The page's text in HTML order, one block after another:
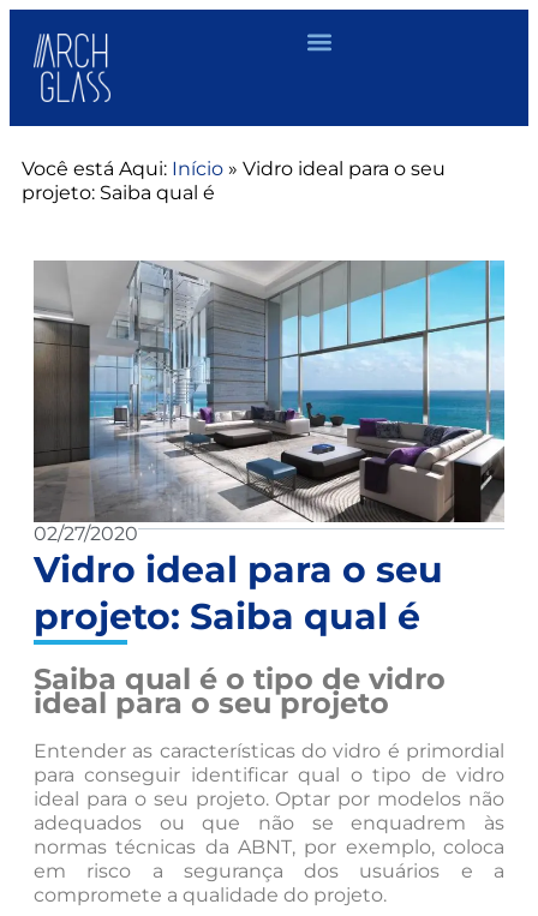
Você está Aqui: Início » Vidro ideal para o seu
projeto: Saiba qual é
02/27/2020
Vidro ideal para o seu
projeto: Saiba qual é
Saiba qual é o tipo de vidro
ideal para o seu projeto
Entender as características do vidro é primordial
para conseguir identificar qual o tipo de vidro
ideal para o seu projeto. Optar por modelos não
adequados ou que não se enquadrem às
normas técnicas da ABNT, por exemplo, coloca
em risco a segurança dos usuários e a
compromete a qualidade do projeto.